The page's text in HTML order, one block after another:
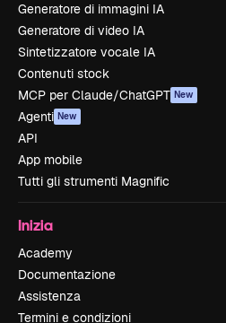
Generatore di immagini IA
Generatore di video IA
Sintetizzatore vocale IA
Contenuti stock
MCP per Claude/ChatGPT New
Agenti New
API
App mobile
Tutti gli strumenti Magnific
Inizia
Academy
Documentazione
Assistenza
Termini e condizioni